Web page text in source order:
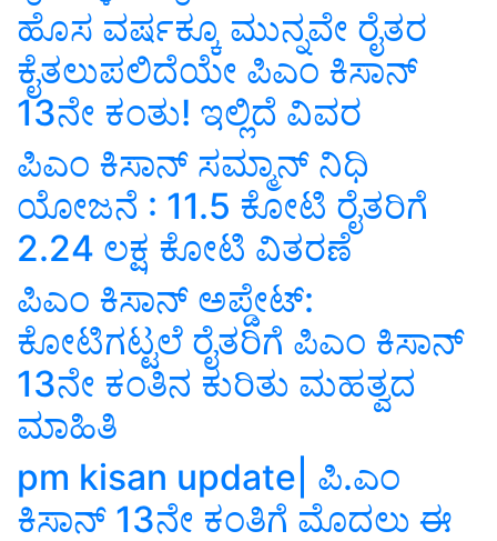
ಹೊಸ ವರ್ಷಕ್ಕೂ ಮುನ್ನವೇ ರೈತರ
ಕೈತಲುಪಲಿದೆಯೇ ಪಿಎಂ ಕಿಸಾನ್‌
13ನೇ ಕಂತು! ಇಲ್ಲಿದೆ ವಿವರ
ಪಿಎಂ ಕಿಸಾನ್ ಸಮ್ಮಾನ್ ನಿಧಿ
ಯೋಜನೆ : 11.5 ಕೋಟಿ ರೈತರಿಗೆ
2.24 ಲಕ್ಷ ಕೋಟಿ ವಿತರಣೆ
ಪಿಎಂ ಕಿಸಾನ್‌ ಅಪ್ಡೇಟ್‌:
ಕೋಟಿಗಟ್ಟಲೆ ರೈತರಿಗೆ ಪಿಎಂ ಕಿಸಾನ್
13ನೇ ಕಂತಿನ ಕುರಿತು ಮಹತ್ವದ
ಮಾಹಿತಿ
pm kisan update| ಪಿ.ಎಂ
ಕಿಸಾನ್‌ 13ನೇ ಕಂತಿಗೆ ಮೊದಲು ಈ